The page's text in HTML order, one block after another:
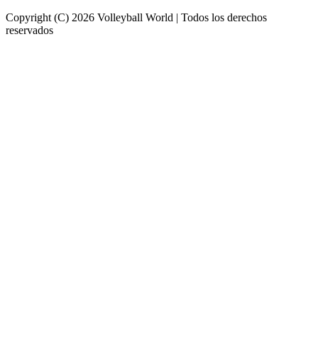
Copyright (C) 2026 Volleyball World | Todos los derechos
reservados